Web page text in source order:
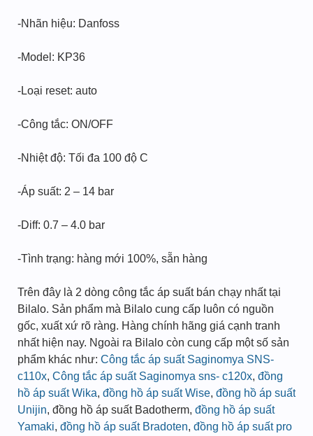
-Nhãn hiệu: Danfoss
-Model: KP36
-Loại reset: auto
-Công tắc: ON/OFF
-Nhiệt độ: Tối đa 100 độ C
-Áp suất: 2 – 14 bar
-Diff: 0.7 – 4.0 bar
-Tình trạng: hàng mới 100%, sẵn hàng
Trên đây là 2 dòng công tắc áp suất bán chạy nhất tại
Bilalo. Sản phẩm mà Bilalo cung cấp luôn có nguồn
gốc, xuất xứ rõ ràng. Hàng chính hãng giá cạnh tranh
nhất hiện nay. Ngoài ra Bilalo còn cung cấp một số sản
phẩm khác như: Công tắc áp suất Saginomya SNS-
c110x, Công tắc áp suất Saginomya sns- c120x, đồng
hồ áp suất Wika, đồng hồ áp suất Wise, đồng hồ áp suất
Unijin, đồng hồ áp suất Badotherm, đồng hồ áp suất
Yamaki, đồng hồ áp suất Bradoten, đồng hồ áp suất pro